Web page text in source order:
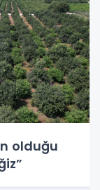
olduğu